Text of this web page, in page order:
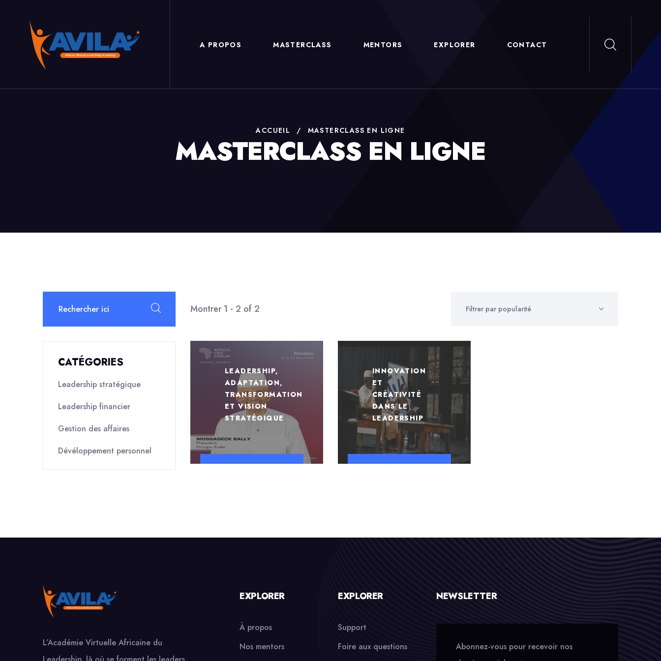
A PROPOS MASTERCLASS MENTORS EXPLORER CONTACT
ACCUEIL / MASTERCLASS EN LIGNE
MASTERCLASS EN LIGNE
CATÉGORIES
Leadership stratégique
Leadership financier
Gestion des affaires
Dévéloppement personnel
Montrer 1 - 2 of 2
LEADERSHIP,
ADAPTATION,
TRANSFORMATION
ET VISION
STRATÉGIQUE
INNOVATION
ET
CRÉATIVITÉ
DANS LE
LEADERSHIP
L’Académie Virtuelle Africaine du
EXPLORER
À propos
Nos mentors
EXPLORER
Support
Foire aux questions
NEWSLETTER
Abonnez-vous pour recevoir nos